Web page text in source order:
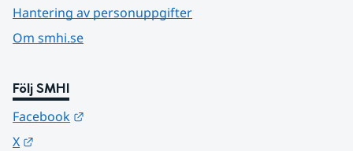
Hantering av personuppgifter
Om smhi.se
Följ SMHI
Facebook
X